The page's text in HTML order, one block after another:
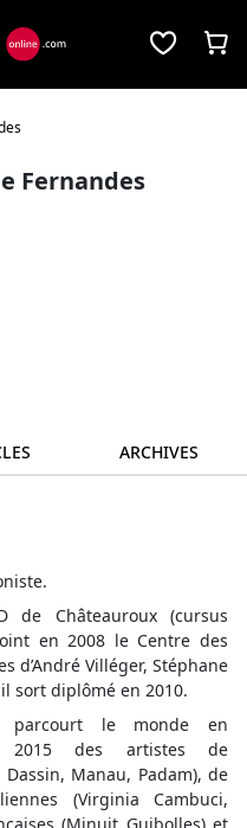
Fernandes
ARCHIVES
de Châteauroux (cursus
en 2008 le Centre des
d’André Villéger, Stéphane
sort diplômé en 2010.
le monde en
2015 des artistes de
Manau, Padam), de
(Virginia Cambuci,